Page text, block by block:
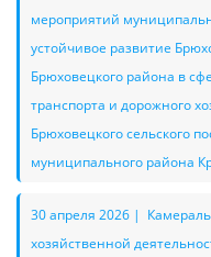
мероприятий
устойчивое развитие
Брюховецкого района в
транспорта и дорожного
Брюховецкого сельского
муниципального района
30 апреля 2026 |
хозяйственной